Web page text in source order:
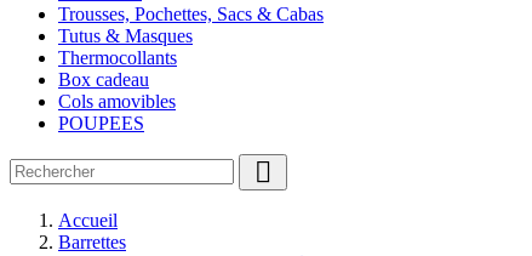
Trousses, Pochettes, Sacs & Cabas
Tutus & Masques
Thermocollants
Box cadeau
Cols amovibles
POUPEES

Accueil
Barrettes